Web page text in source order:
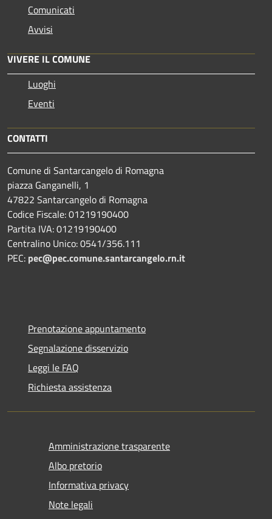
Comunicati
Avvisi
VIVERE IL COMUNE
Luoghi
Eventi
CONTATTI
Comune di Santarcangelo di Romagna
piazza Ganganelli, 1
47822 Santarcangelo di Romagna
Codice Fiscale: 01219190400
Partita IVA: 01219190400
Centralino Unico: 0541/356.111
PEC: pec@pec.comune.santarcangelo.rn.it
Prenotazione appuntamento
Segnalazione disservizio
Leggi le FAQ
Richiesta assistenza
Amministrazione trasparente
Albo pretorio
Informativa privacy
Note legali